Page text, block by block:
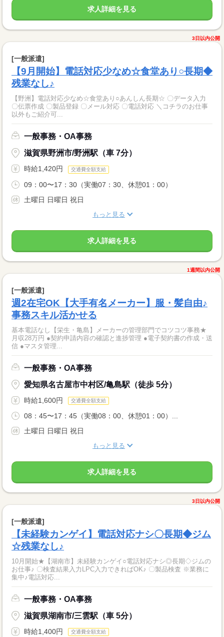
求人詳細を見る
3日以内公開
[一般派遣]
【9月開始】電話対応少なめ☆食堂あり○長期◆
残業なし♪
【野洲】電話対応少なめ☆食堂あり○あんしん長期☆ 〇データ入力
〇伝票作成 〇製品登録 〇メール対応 〇電話対応 ＼コチラのお仕事
以外もご紹介可...
一般事務・OA事務
滋賀県野洲市/野洲駅（車 7分）
時給1,420円 交通費全額支給
09：00〜17：30（実働07：30、休憩01：00）
土曜日 日曜日 祝日
もっと見る
求人詳細を見る
1週間以内公開
[一般派遣]
週2在宅OK【大手有名メーカー】服・髪自由♪
事務スキル活かせる
基本電話なし【栄生・亀島】メーカーの管理部門でコツコツ事務★
月収28万円 ●契約申請内容の確認と進捗管理 ●電子契約書の作成・送
信 ●マスタ管理...
一般事務・OA事務
愛知県名古屋市中村区/亀島駅（徒歩 5分）
時給1,600円 交通費全額支給
08：45〜17：45（実働08：00、休憩01：00）...
土曜日 日曜日 祝日
もっと見る
求人詳細を見る
3日以内公開
[一般派遣]
【未経験カンゲイ】電話対応ナシ〇長期◆ジム
☆残業なし♪
10月開始★【湖南市】未経験カンゲイ○電話対応ナシ◎長期◇ジムの
お仕事♪ 〇検査結果入力LPC入力できればOK♪ 〇製品検査 ※業務に
集中♪電話対応...
一般事務・OA事務
滋賀県湖南市/三雲駅（車 5分）
時給1,400円 交通費全額支給